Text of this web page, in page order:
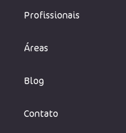
Profissionais
Áreas
Blog
Contato